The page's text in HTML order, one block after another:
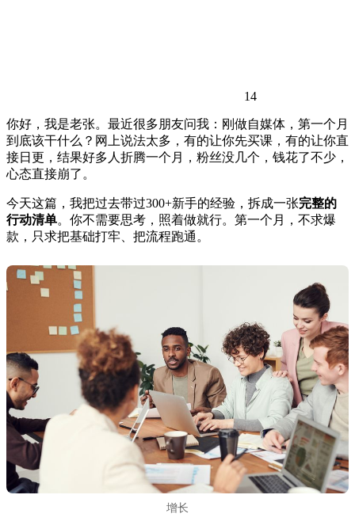
14
你好，我是老张。最近很多朋友问我：刚做自媒体，第一个月
到底该干什么？网上说法太多，有的让你先买课，有的让你直
接日更，结果好多人折腾一个月，粉丝没几个，钱花了不少，
心态直接崩了。
今天这篇，我把过去带过300+新手的经验，拆成一张完整的
行动清单。你不需要思考，照着做就行。第一个月，不求爆
款，只求把基础打牢、把流程跑通。
增长